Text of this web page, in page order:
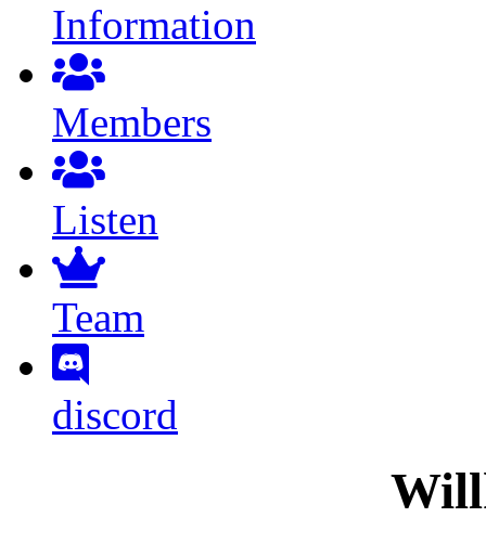
Information
Members
Listen
Team
discord